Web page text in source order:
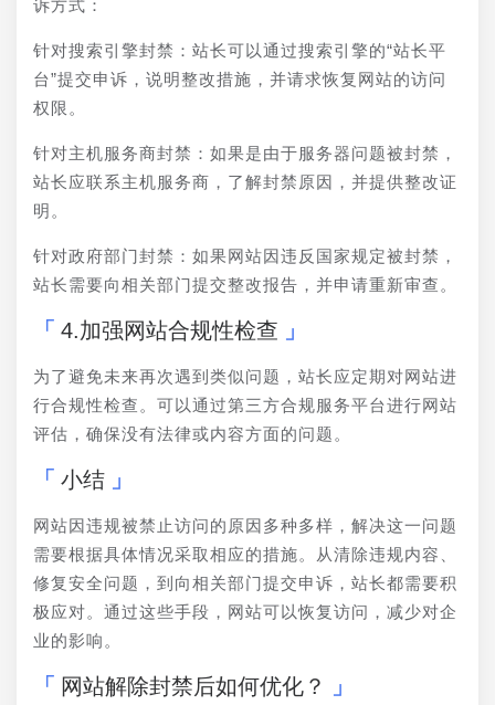
诉方式：
针对搜索引擎封禁：站长可以通过搜索引擎的“站长平
台”提交申诉，说明整改措施，并请求恢复网站的访问
权限。
针对主机服务商封禁：如果是由于服务器问题被封禁，
站长应联系主机服务商，了解封禁原因，并提供整改证
明。
针对政府部门封禁：如果网站因违反国家规定被封禁，
站长需要向相关部门提交整改报告，并申请重新审查。
4.加强网站合规性检查
为了避免未来再次遇到类似问题，站长应定期对网站进
行合规性检查。可以通过第三方合规服务平台进行网站
评估，确保没有法律或内容方面的问题。
小结
网站因违规被禁止访问的原因多种多样，解决这一问题
需要根据具体情况采取相应的措施。从清除违规内容、
修复安全问题，到向相关部门提交申诉，站长都需要积
极应对。通过这些手段，网站可以恢复访问，减少对企
业的影响。
网站解除封禁后如何优化？